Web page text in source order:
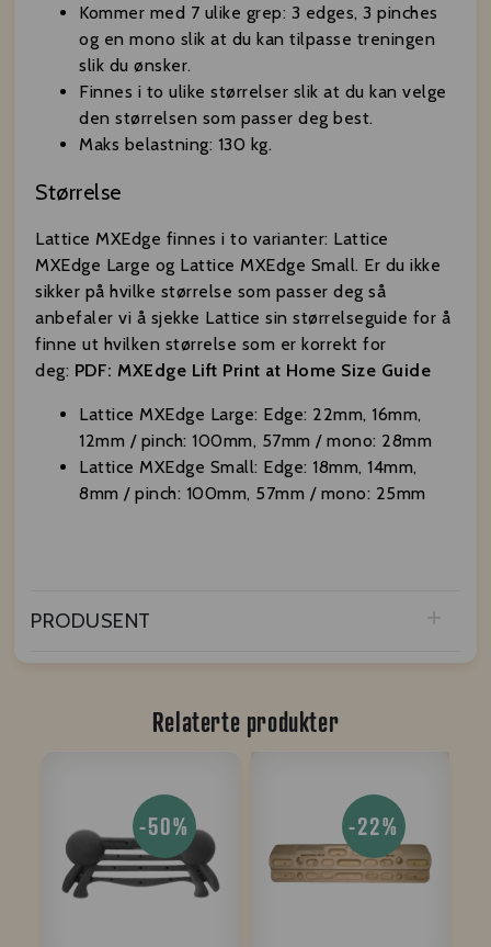
Kommer med 7 ulike grep: 3 edges, 3 pinches
og en mono slik at du kan tilpasse treningen
slik du ønsker.
Finnes i to ulike størrelser slik at du kan velge
den størrelsen som passer deg best.
Maks belastning: 130 kg.
Størrelse
Lattice MXEdge finnes i to varianter: Lattice
MXEdge Large og Lattice MXEdge Small. Er du ikke
sikker på hvilke størrelse som passer deg så
anbefaler vi å sjekke Lattice sin størrelseguide for å
finne ut hvilken størrelse som er korrekt for
deg: PDF: MXEdge Lift Print at Home Size Guide
Lattice MXEdge Large: Edge: 22mm, 16mm,
12mm / pinch: 100mm, 57mm / mono: 28mm
Lattice MXEdge Small: Edge: 18mm, 14mm,
8mm / pinch: 100mm, 57mm / mono: 25mm
PRODUSENT
Relaterte produkter
-50% -22%